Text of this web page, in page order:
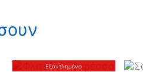
Εξαντλημένο